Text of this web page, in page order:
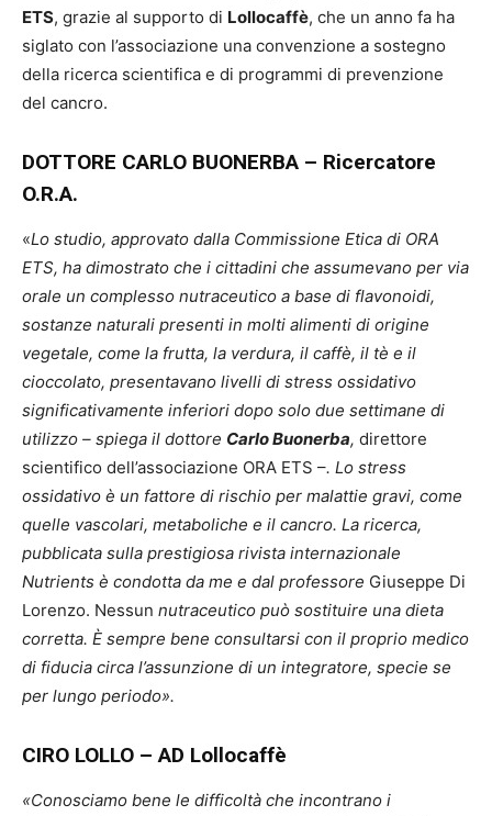
ETS, grazie al supporto di Lollocaffè, che un anno fa ha
siglato con l’associazione una convenzione a sostegno
della ricerca scientifica e di programmi di prevenzione
del cancro.
DOTTORE CARLO BUONERBA – Ricercatore
O.R.A.
«Lo studio, approvato dalla Commissione Etica di ORA
ETS, ha dimostrato che i cittadini che assumevano per via
orale un complesso nutraceutico a base di flavonoidi,
sostanze naturali presenti in molti alimenti di origine
vegetale, come la frutta, la verdura, il caffè, il tè e il
cioccolato, presentavano livelli di stress ossidativo
significativamente inferiori dopo solo due settimane di
utilizzo – spiega il dottore Carlo Buonerba, direttore
scientifico dell’associazione ORA ETS –. Lo stress
ossidativo è un fattore di rischio per malattie gravi, come
quelle vascolari, metaboliche e il cancro. La ricerca,
pubblicata sulla prestigiosa rivista internazionale
Nutrients è condotta da me e dal professore Giuseppe Di
Lorenzo. Nessun nutraceutico può sostituire una dieta
corretta. È sempre bene consultarsi con il proprio medico
di fiducia circa l’assunzione di un integratore, specie se
per lungo periodo».
CIRO LOLLO – AD Lollocaffè
«Conosciamo bene le difficoltà che incontrano i